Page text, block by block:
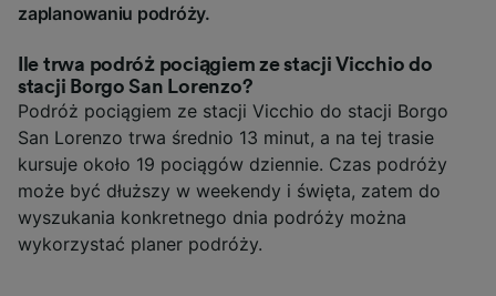
zaplanowaniu podróży.
Ile trwa podróż pociągiem ze stacji Vicchio do
stacji Borgo San Lorenzo?
Podróż pociągiem ze stacji Vicchio do stacji Borgo
San Lorenzo trwa średnio 13 minut, a na tej trasie
kursuje około 19 pociągów dziennie. Czas podróży
może być dłuższy w weekendy i święta, zatem do
wyszukania konkretnego dnia podróży można
wykorzystać planer podróży.